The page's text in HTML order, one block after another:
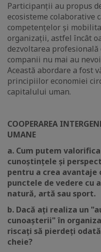
Participanții au propus
ecosisteme colaborative
competențelor și
organizații, astfel încât
dezvoltarea
companii nu mai au
Această abordare a fost
principiilor economiei
capitalului uman.
COOPERAREA
UMANE
a. Cum putem
cunoștințele și
pentru a crea
punctele de vedere cu
natură, artă sau sport.
b. Dacă ați realiza un
cunoașterii" în
riscați să pierdeți
cheie?